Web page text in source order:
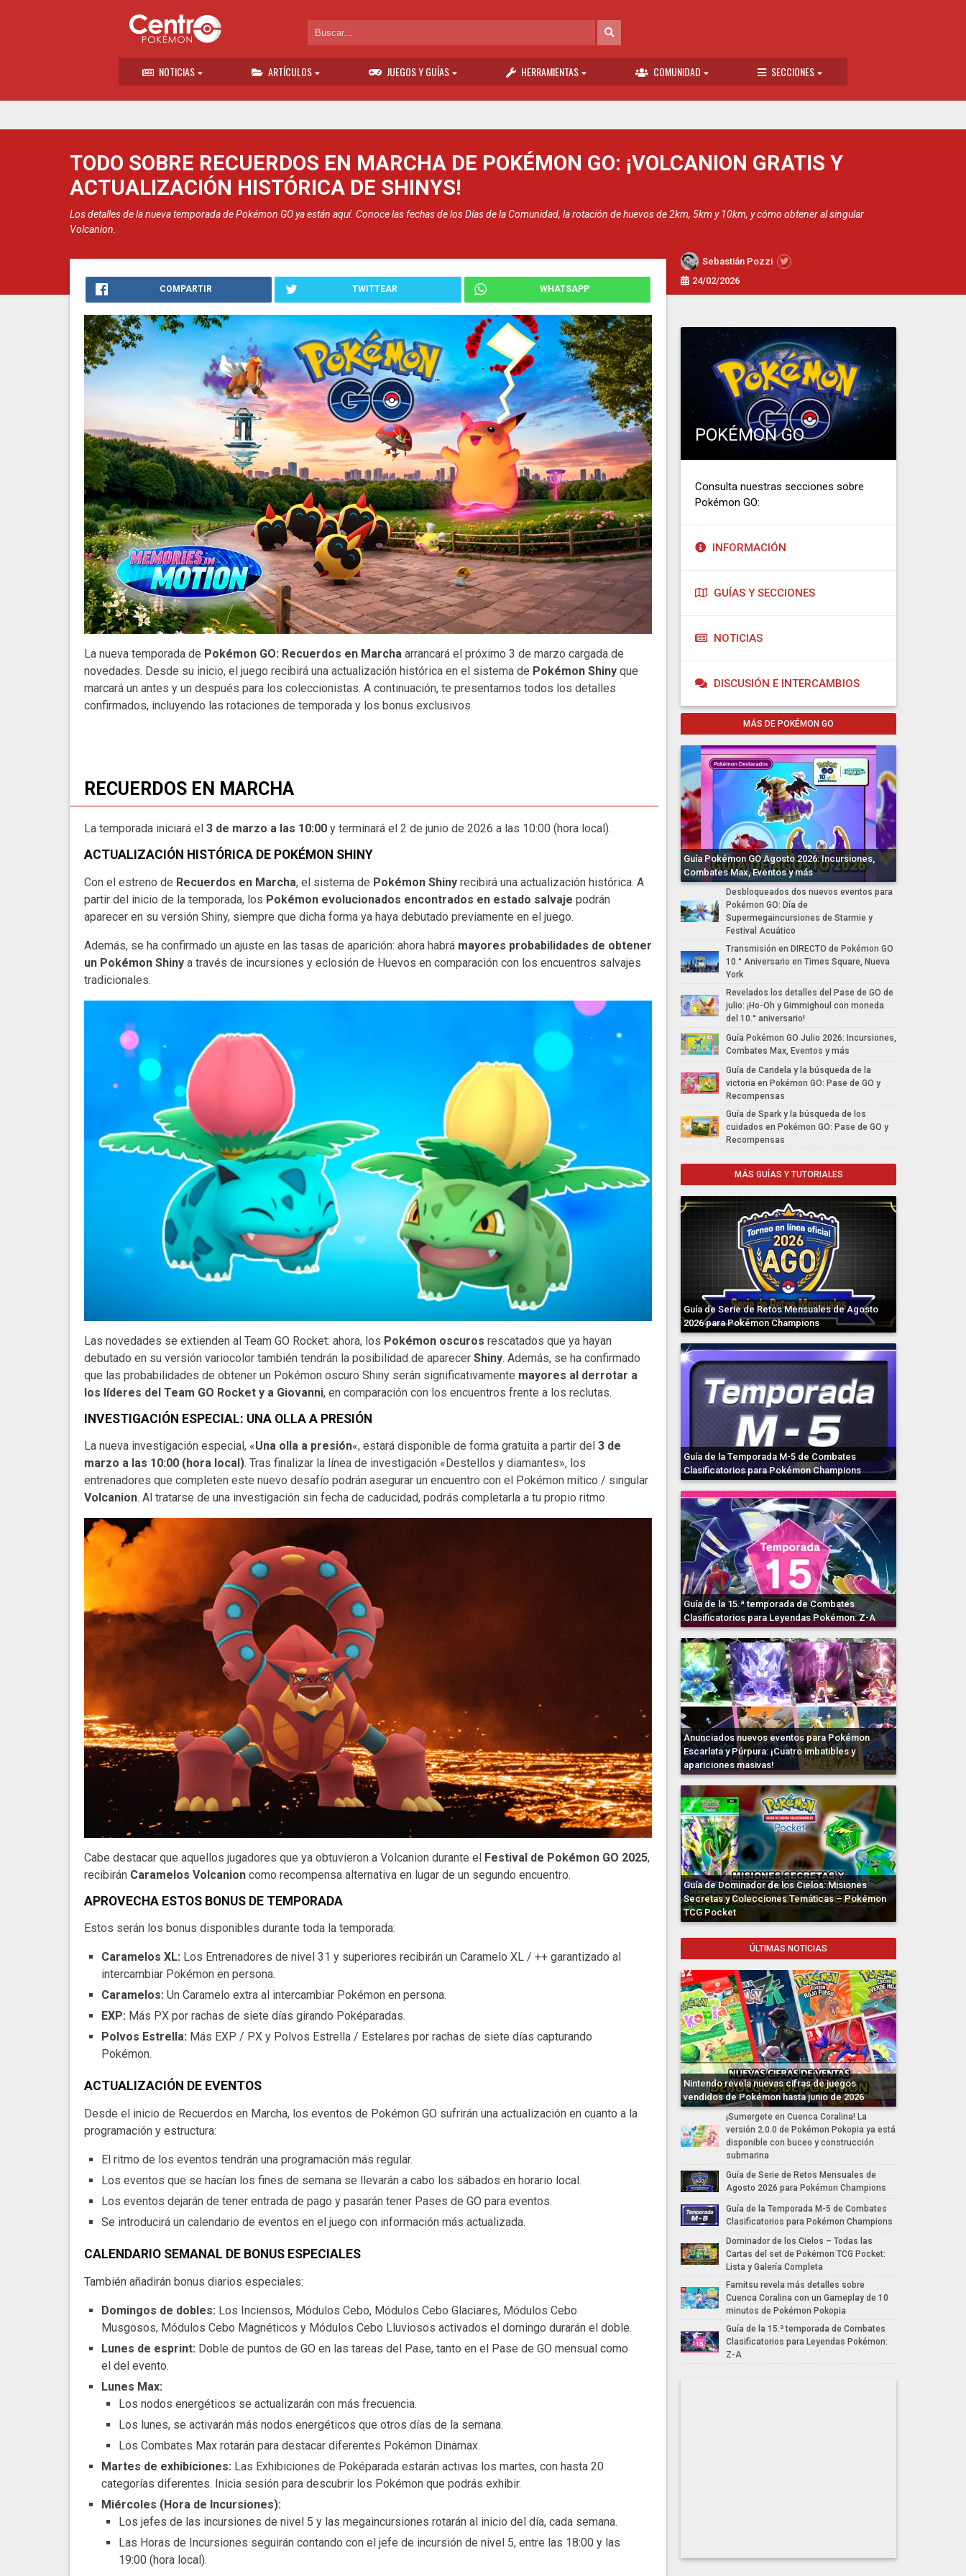
NOTICIAS ARTÍCULOS JUEGOS Y GUÍAS HERRAMIENTAS COMUNIDAD SECCIONES
TODO SOBRE RECUERDOS EN MARCHA DE POKÉMON GO: ¡VOLCANION GRATIS Y
ACTUALIZACIÓN HISTÓRICA DE SHINYS!
Los detalles de la nueva temporada de Pokémon GO ya están aquí. Conoce las fechas de los Días de la Comunidad, la rotación de huevos de 2km, 5km y 10km, y cómo obtener al singular
Volcanion.
Sebastián Pozzi
24/02/2026
COMPARTIR TWITTEAR WHATSAPP
La nueva temporada de Pokémon GO: Recuerdos en Marcha arrancará el próximo 3 de marzo cargada de
novedades. Desde su inicio, el juego recibirá una actualización histórica en el sistema de Pokémon Shiny que
marcará un antes y un después para los coleccionistas. A continuación, te presentamos todos los detalles
confirmados, incluyendo las rotaciones de temporada y los bonus exclusivos.
RECUERDOS EN MARCHA
La temporada iniciará el 3 de marzo a las 10:00 y terminará el 2 de junio de 2026 a las 10:00 (hora local).
ACTUALIZACIÓN HISTÓRICA DE POKÉMON SHINY
Con el estreno de Recuerdos en Marcha, el sistema de Pokémon Shiny recibirá una actualización histórica. A
partir del inicio de la temporada, los Pokémon evolucionados encontrados en estado salvaje podrán
aparecer en su versión Shiny, siempre que dicha forma ya haya debutado previamente en el juego.
Además, se ha confirmado un ajuste en las tasas de aparición: ahora habrá mayores probabilidades de obtener
un Pokémon Shiny a través de incursiones y eclosión de Huevos en comparación con los encuentros salvajes
tradicionales.
Las novedades se extienden al Team GO Rocket: ahora, los Pokémon oscuros rescatados que ya hayan
debutado en su versión variocolor también tendrán la posibilidad de aparecer Shiny. Además, se ha confirmado
que las probabilidades de obtener un Pokémon oscuro Shiny serán significativamente mayores al derrotar a
los líderes del Team GO Rocket y a Giovanni, en comparación con los encuentros frente a los reclutas.
INVESTIGACIÓN ESPECIAL: UNA OLLA A PRESIÓN
La nueva investigación especial, «Una olla a presión«, estará disponible de forma gratuita a partir del 3 de
marzo a las 10:00 (hora local). Tras finalizar la línea de investigación «Destellos y diamantes», los
entrenadores que completen este nuevo desafío podrán asegurar un encuentro con el Pokémon mítico / singular
Volcanion. Al tratarse de una investigación sin fecha de caducidad, podrás completarla a tu propio ritmo.
Cabe destacar que aquellos jugadores que ya obtuvieron a Volcanion durante el Festival de Pokémon GO 2025,
recibirán Caramelos Volcanion como recompensa alternativa en lugar de un segundo encuentro.
APROVECHA ESTOS BONUS DE TEMPORADA
Estos serán los bonus disponibles durante toda la temporada:
Caramelos XL: Los Entrenadores de nivel 31 y superiores recibirán un Caramelo XL / ++ garantizado al
intercambiar Pokémon en persona.
Caramelos: Un Caramelo extra al intercambiar Pokémon en persona.
EXP: Más PX por rachas de siete días girando Poképaradas.
Polvos Estrella: Más EXP / PX y Polvos Estrella / Estelares por rachas de siete días capturando
Pokémon.
ACTUALIZACIÓN DE EVENTOS
Desde el inicio de Recuerdos en Marcha, los eventos de Pokémon GO sufrirán una actualización en cuanto a la
programación y estructura:
El ritmo de los eventos tendrán una programación más regular.
Los eventos que se hacían los fines de semana se llevarán a cabo los sábados en horario local.
Los eventos dejarán de tener entrada de pago y pasarán tener Pases de GO para eventos.
Se introducirá un calendario de eventos en el juego con información más actualizada.
CALENDARIO SEMANAL DE BONUS ESPECIALES
También añadirán bonus diarios especiales:
Domingos de dobles: Los Inciensos, Módulos Cebo, Módulos Cebo Glaciares, Módulos Cebo
Musgosos, Módulos Cebo Magnéticos y Módulos Cebo Lluviosos activados el domingo durarán el doble.
Lunes de esprint: Doble de puntos de GO en las tareas del Pase, tanto en el Pase de GO mensual como
el del evento.
Lunes Max:
Los nodos energéticos se actualizarán con más frecuencia.
Los lunes, se activarán más nodos energéticos que otros días de la semana.
Los Combates Max rotarán para destacar diferentes Pokémon Dinamax.
Martes de exhibiciones: Las Exhibiciones de Poképarada estarán activas los martes, con hasta 20
categorías diferentes. Inicia sesión para descubrir los Pokémon que podrás exhibir.
Miércoles (Hora de Incursiones):
Los jefes de las incursiones de nivel 5 y las megaincursiones rotarán al inicio del día, cada semana.
Las Horas de Incursiones seguirán contando con el jefe de incursión de nivel 5, entre las 18:00 y las
19:00 (hora local).
POKÉMON GO
Consulta nuestras secciones sobre
Pokémon GO:
INFORMACIÓN
GUÍAS Y SECCIONES
NOTICIAS
DISCUSIÓN E INTERCAMBIOS
MÁS DE POKÉMON GO
Guía Pokémon GO Agosto 2026: Incursiones,
Combates Max, Eventos y más
Desbloqueados dos nuevos eventos para
Pokémon GO: Día de
Supermegaincursiones de Starmie y
Festival Acuático
Transmisión en DIRECTO de Pokémon GO
10.° Aniversario en Times Square, Nueva
York
Revelados los detalles del Pase de GO de
julio: ¡Ho-Oh y Gimmighoul con moneda
del 10.° aniversario!
Guía Pokémon GO Julio 2026: Incursiones,
Combates Max, Eventos y más
Guía de Candela y la búsqueda de la
victoria en Pokémon GO: Pase de GO y
Recompensas
Guía de Spark y la búsqueda de los
cuidados en Pokémon GO: Pase de GO y
Recompensas
MÁS GUÍAS Y TUTORIALES
Guía de Serie de Retos Mensuales de Agosto
2026 para Pokémon Champions
Guía de la Temporada M-5 de Combates
Clasificatorios para Pokémon Champions
Guía de la 15.ª temporada de Combates
Clasificatorios para Leyendas Pokémon: Z-A
Anunciados nuevos eventos para Pokémon
Escarlata y Púrpura: ¡Cuatro imbatibles y
apariciones masivas!
Guía de Dominador de los Cielos: Misiones
Secretas y Colecciones Temáticas – Pokémon
TCG Pocket
ÚLTIMAS NOTICIAS
Nintendo revela nuevas cifras de juegos
vendidos de Pokémon hasta junio de 2026
¡Sumergete en Cuenca Coralina! La
versión 2.0.0 de Pokémon Pokopia ya está
disponible con buceo y construcción
submarina
Guía de Serie de Retos Mensuales de
Agosto 2026 para Pokémon Champions
Guía de la Temporada M-5 de Combates
Clasificatorios para Pokémon Champions
Dominador de los Cielos – Todas las
Cartas del set de Pokémon TCG Pocket:
Lista y Galería Completa
Famitsu revela más detalles sobre
Cuenca Coralina con un Gameplay de 10
minutos de Pokémon Pokopia
Guía de la 15.ª temporada de Combates
Clasificatorios para Leyendas Pokémon:
Z-A